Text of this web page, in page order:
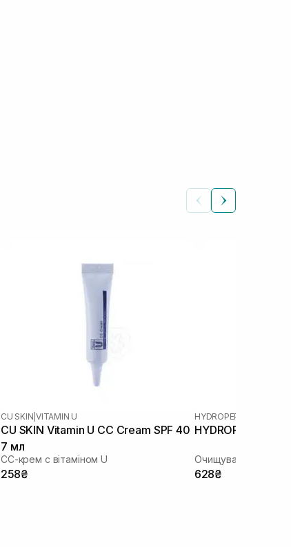
CU SKIN |VITAMIN U
CU SKIN Vitamin U CC Cream SPF 40
7 мл
СС-крем с вітаміном U
258₴
HYDROPEPTIDE
HYDROPEPTIDE
Очищувальний гель
628₴